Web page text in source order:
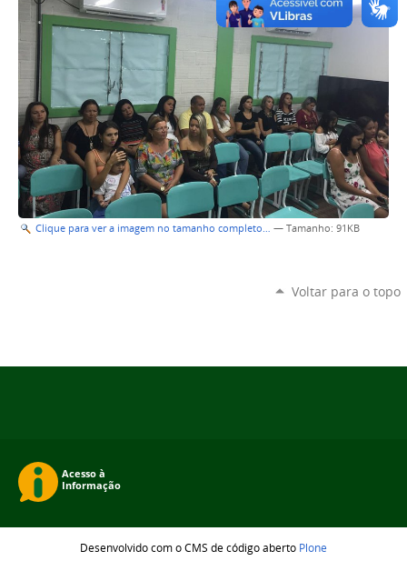
Clique para ver a imagem no tamanho completo… — Tamanho: 91KB
Voltar para o topo
Desenvolvido com o CMS de código aberto Plone